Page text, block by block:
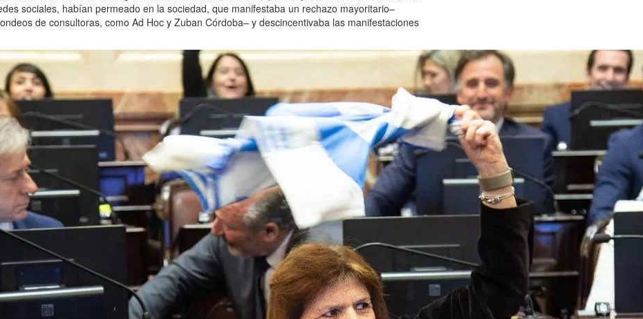
sociales, habían permeado en la sociedad, que manifestaba un rechazo mayoritario–
de consultoras, como Ad Hoc y Zuban Córdoba– y descincentivaba las manifestaciones